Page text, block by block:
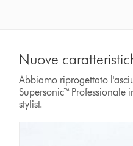
Nuove
Abbiamo riprogettato
Supersonic™ Professionale
stylist.